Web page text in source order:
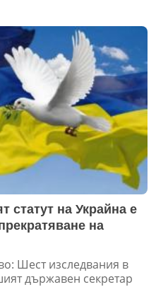
статут на Украйна е
на
Шест изследвания в
държавен секретар